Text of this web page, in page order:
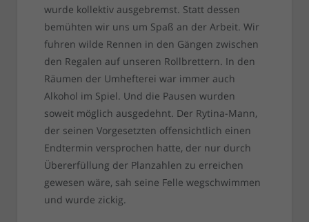
wurde kollektiv ausgebremst. Statt dessen
bemühten wir uns um Spaß an der Arbeit. Wir
fuhren wilde Rennen in den Gängen zwischen
den Regalen auf unseren Rollbrettern. In den
Räumen der Umhefterei war immer auch
Alkohol im Spiel. Und die Pausen wurden
soweit möglich ausgedehnt. Der Rytina-Mann,
der seinen Vorgesetzten offensichtlich einen
Endtermin versprochen hatte, der nur durch
Übererfüllung der Planzahlen zu erreichen
gewesen wäre, sah seine Felle wegschwimmen
und wurde zickig.